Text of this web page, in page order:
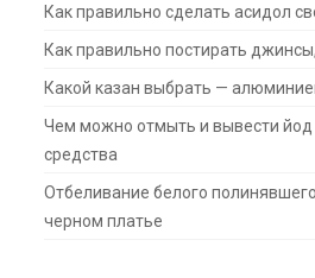
Как правильно сделать асидол
Как правильно постирать
Какой казан выбрать —
Чем можно отмыть и вывести
средства
Отбеливание белого
черном платье